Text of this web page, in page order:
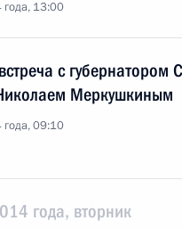
13:00
с губернатором
Меркушкиным
09:10
года, вторник